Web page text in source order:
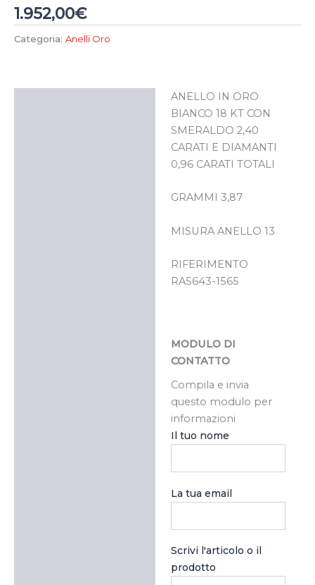
1.952,00€
Categoria: Anelli Oro
ANELLO IN ORO
BIANCO 18 KT CON
SMERALDO 2,40
CARATI E DIAMANTI
0,96 CARATI TOTALI
GRAMMI 3,87
MISURA ANELLO 13
RIFERIMENTO
RA5643-1565
MODULO DI
CONTATTO
Compila e invia
questo modulo per
informazioni
Il tuo nome
La tua email
Scrivi l'articolo o il
prodotto